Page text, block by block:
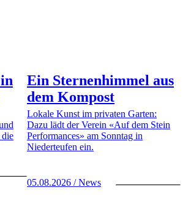
Ein Sternenhimmel aus
dem Kompost
Lokale Kunst im privaten Garten:
Dazu lädt der Verein «Auf dem Stein
Performances» am Sonntag in
Niederteufen ein.
05.08.2026 / News